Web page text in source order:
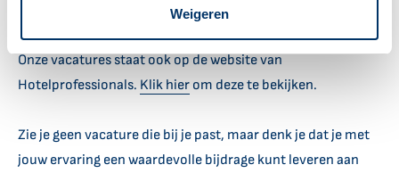
Weigeren
Barista en Barmedewerker
Onze vacatures staat ook op de website van
Hotelprofessionals. Klik hier om deze te bekijken.
Zie je geen vacature die bij je past, maar denk je dat je met
jouw ervaring een waardevolle bijdrage kunt leveren aan